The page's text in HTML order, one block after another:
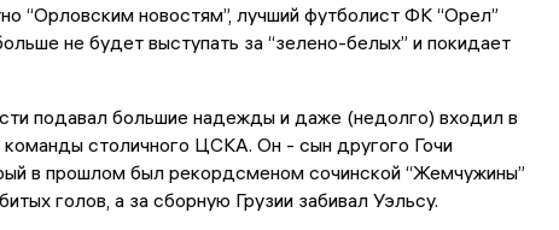
“Орловским новостям”, лучший футболист ФК “Орел”
не будет выступать за “зелено-белых” и покидает
подавал большие надежды и даже (недолго) входил в
команды столичного ЦСКА. Он - сын другого Гочи
в прошлом был рекордсменом сочинской “Жемчужины”
голов, а за сборную Грузии забивал Уэльсу.